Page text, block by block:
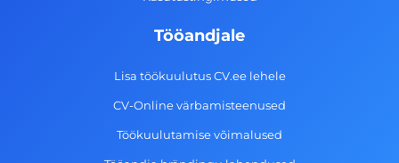
Tööandjale
Lisa töökuulutus CV.ee lehele
CV-Online värbamisteenused
Töökuulutamise võimalused